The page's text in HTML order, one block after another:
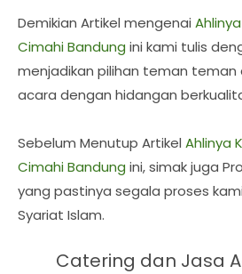
Demikian Artikel mengenai
Cimahi Bandung ini kami tulis
menjadikan pilihan teman teman
acara dengan hidangan
Sebelum Menutup Artikel Ahlinya
Cimahi Bandung ini, simak juga
yang pastinya segala proses
Syariat Islam.
Catering dan Jasa